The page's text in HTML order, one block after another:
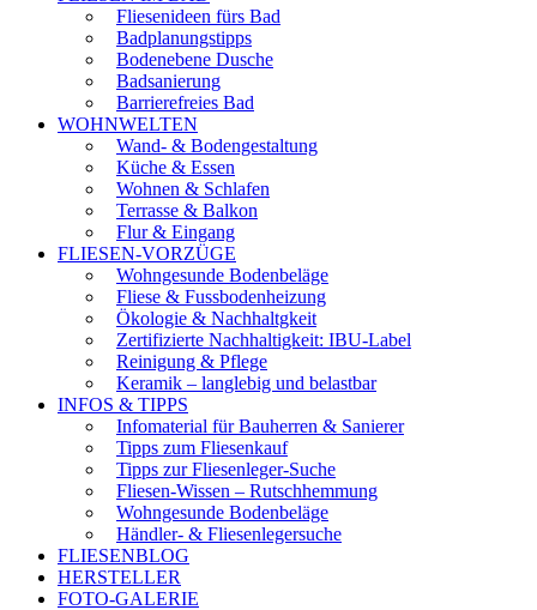
Fliesenideen fürs Bad
Badplanungstipps
Bodenebene Dusche
Badsanierung
Barrierefreies Bad
WOHNWELTEN
Wand- & Bodengestaltung
Küche & Essen
Wohnen & Schlafen
Terrasse & Balkon
Flur & Eingang
FLIESEN-VORZÜGE
Wohngesunde Bodenbeläge
Fliese & Fussbodenheizung
Ökologie & Nachhaltgkeit
Zertifizierte Nachhaltigkeit: IBU-Label
Reinigung & Pflege
Keramik – langlebig und belastbar
INFOS & TIPPS
Infomaterial für Bauherren & Sanierer
Tipps zum Fliesenkauf
Tipps zur Fliesenleger-Suche
Fliesen-Wissen – Rutschhemmung
Wohngesunde Bodenbeläge
Händler- & Fliesenlegersuche
FLIESENBLOG
HERSTELLER
FOTO-GALERIE